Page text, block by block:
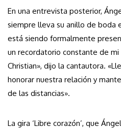
En una entrevista posterior,
siempre lleva su anillo de boda
está siendo formalmente
un recordatorio constante de mi
Christian», dijo la cantautora.
honorar nuestra relación y
de las distancias».
La gira ‘Libre corazón’, que